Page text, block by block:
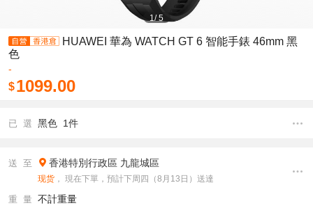
1/5
HUAWEI 華為 WATCH GT 6 智能手錶 46mm 黑
色
-
$1099.00
已 選 黑色 1件
送 至 香港特別行政區 九龍城區
现货 ， 現在下單，預計下周四（8月13日）送達
重 量 不計重量